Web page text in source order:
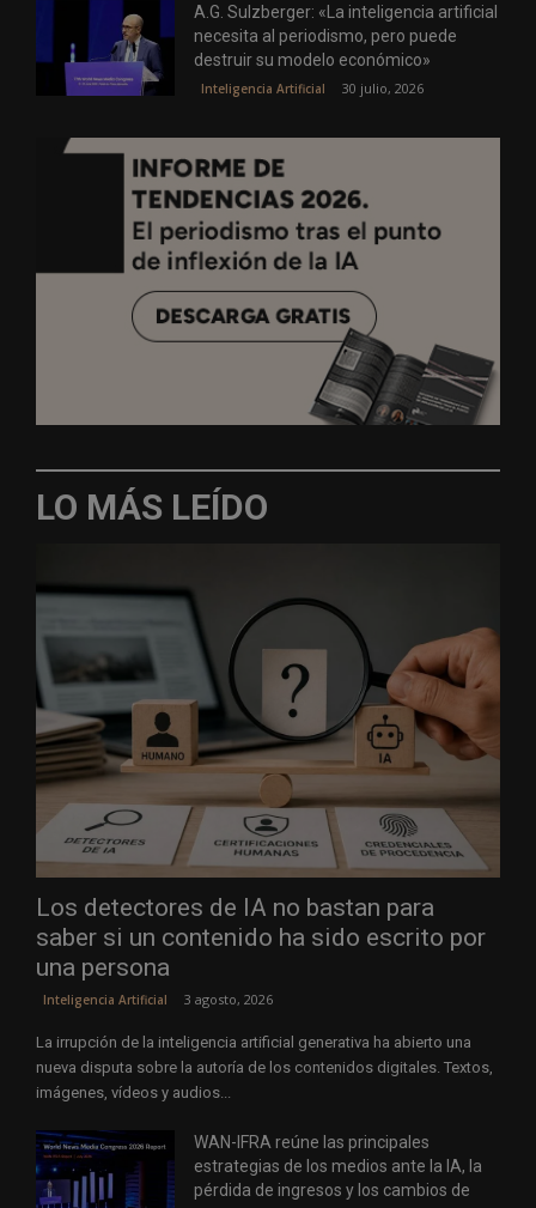
A.G. Sulzberger: «La inteligencia artificial
necesita al periodismo, pero puede
destruir su modelo económico»
Inteligencia Artificial 30 julio, 2026
LO MÁS LEÍDO
Los detectores de IA no bastan para
saber si un contenido ha sido escrito por
una persona
Inteligencia Artificial 3 agosto, 2026
La irrupción de la inteligencia artificial generativa ha abierto una
nueva disputa sobre la autoría de los contenidos digitales. Textos,
imágenes, vídeos y audios...
WAN-IFRA reúne las principales
estrategias de los medios ante la IA, la
pérdida de ingresos y los cambios de